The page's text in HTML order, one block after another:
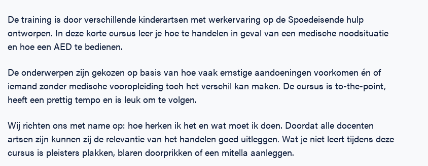
De training is door verschillende kinderartsen met werkervaring op de Spoedeisende hulp
ontworpen. In deze korte cursus leer je hoe te handelen in geval van een medische noodsituatie
en hoe een AED te bedienen.
De onderwerpen zijn gekozen op basis van hoe vaak ernstige aandoeningen voorkomen én of
iemand zonder medische vooropleiding toch het verschil kan maken. De cursus is to-the-point,
heeft een prettig tempo en is leuk om te volgen.
Wij richten ons met name op: hoe herken ik het en wat moet ik doen. Doordat alle docenten
artsen zijn kunnen zij de relevantie van het handelen goed uitleggen. Wat je niet leert tijdens deze
cursus is pleisters plakken, blaren doorprikken of een mitella aanleggen.